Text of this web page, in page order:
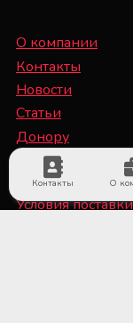
Контакты О
О компании
Контакты
Новости
Статьи
Донору
Специалисту
Условия